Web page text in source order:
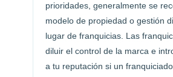
prioridades, generalmente se
modelo de propiedad o gestión
lugar de franquicias. Las
diluir el control de la marca e
a tu reputación si un